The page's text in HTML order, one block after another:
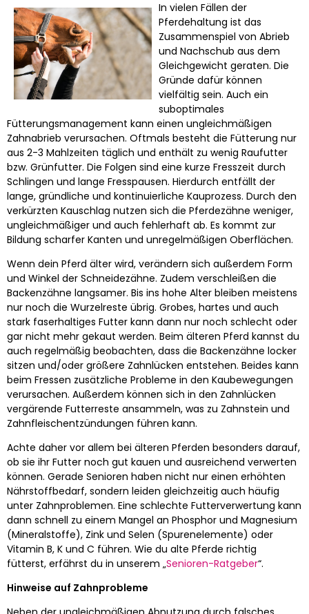
In vielen Fällen der
Pferdehaltung ist das
Zusammenspiel von Abrieb
und Nachschub aus dem
Gleichgewicht geraten. Die
Gründe dafür können
vielfältig sein. Auch ein
suboptimales
Fütterungsmanagement kann einen ungleichmäßigen
Zahnabrieb verursachen. Oftmals besteht die Fütterung nur
aus 2-3 Mahlzeiten täglich und enthält zu wenig Raufutter
bzw. Grünfutter. Die Folgen sind eine kurze Fresszeit durch
Schlingen und lange Fresspausen. Hierdurch entfällt der
lange, gründliche und kontinuierliche Kauprozess. Durch den
verkürzten Kauschlag nutzen sich die Pferdezähne weniger,
ungleichmäßiger und auch fehlerhaft ab. Es kommt zur
Bildung scharfer Kanten und unregelmäßigen Oberflächen.
Wenn dein Pferd älter wird, verändern sich außerdem Form
und Winkel der Schneidezähne. Zudem verschleißen die
Backenzähne langsamer. Bis ins hohe Alter bleiben meistens
nur noch die Wurzelreste übrig. Grobes, hartes und auch
stark faserhaltiges Futter kann dann nur noch schlecht oder
gar nicht mehr gekaut werden. Beim älteren Pferd kannst du
auch regelmäßig beobachten, dass die Backenzähne locker
sitzen und/oder größere Zahnlücken entstehen. Beides kann
beim Fressen zusätzliche Probleme in den Kaubewegungen
verursachen. Außerdem können sich in den Zahnlücken
vergärende Futterreste ansammeln, was zu Zahnstein und
Zahnfleischentzündungen führen kann.
Achte daher vor allem bei älteren Pferden besonders darauf,
ob sie ihr Futter noch gut kauen und ausreichend verwerten
können. Gerade Senioren haben nicht nur einen erhöhten
Nährstoffbedarf, sondern leiden gleichzeitig auch häufig
unter Zahnproblemen. Eine schlechte Futterverwertung kann
dann schnell zu einem Mangel an Phosphor und Magnesium
(Mineralstoffe), Zink und Selen (Spurenelemente) oder
Vitamin B, K und C führen. Wie du alte Pferde richtig
fütterst, erfährst du in unserem „Senioren-Ratgeber“.
Hinweise auf Zahnprobleme